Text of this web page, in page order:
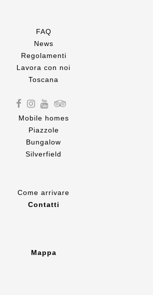
FAQ
News
Regolamenti
Lavora con noi
Toscana
Mobile homes
Piazzole
Bungalow
Silverfield
Come arrivare
Contatti
Mappa